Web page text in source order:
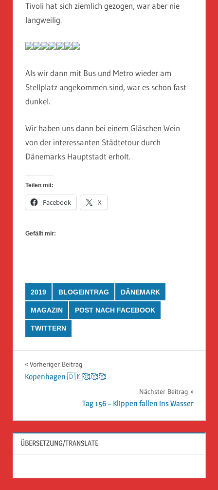
Tivoli hat sich ziemlich gezogen, war aber nie
langweilig.
Als wir dann mit Bus und Metro wieder am
Stellplatz angekommen sind, war es schon fast
dunkel.
Wir haben uns dann bei einem Gläschen Wein
von der interessanten Städtetour durch
Dänemarks Hauptstadt erholt.
Teilen mit:
Facebook X
Gefällt mir:
2019 BLOGEINTRAG DÄNEMARK
MAGAZIN POST NACH FACEBOOK
TWITTERN
Beitragsnavigation
Vorheriger Beitrag
Kopenhagen 🇩🇰🥰🥰🥰
Nächster Beitrag
Tag 156 – Klippen fallen ins Wasser
ÜBERSETZUNG/TRANSLATE